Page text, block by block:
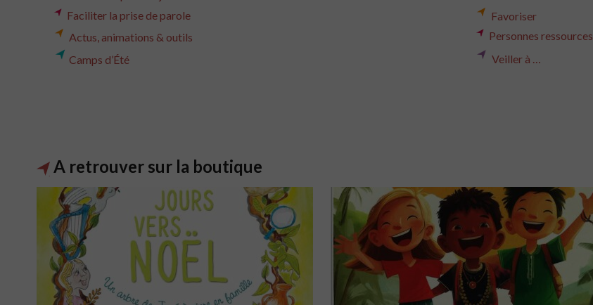
Faciliter la prise de parole
Favoriser
Actus, animations & outils
Personnes ressources
Camps d’Été
Veiller à …
A retrouver sur la boutique